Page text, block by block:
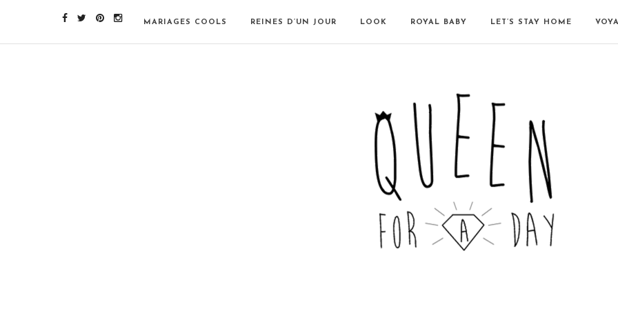
MARIAGES COOLS REINES D’UN JOUR LOOK ROYAL BABY LET’S STAY HOME